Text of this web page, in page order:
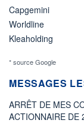
Capgemini
Worldline
Kleaholding
* source Google
MESSAGES
ARRÊT DE MES
ACTIONNAIRE DE